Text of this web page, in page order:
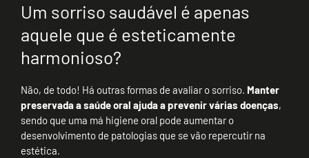
Um sorriso saudável é apenas
aquele que é esteticamente
harmonioso?
Não, de todo! Há outras formas de avaliar o sorriso. Manter
preservada a saúde oral ajuda a prevenir várias doenças,
sendo que uma má higiene oral pode aumentar o
desenvolvimento de patologias que se vão repercutir na
estética.